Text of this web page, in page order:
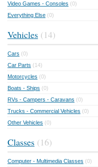
Video Games - Consoles (0)
Everything Else (0)
Vehicles (14)
Cars (0)
Car Parts (14)
Motorcycles (0)
Boats - Ships (0)
RVs - Campers - Caravans (0)
Trucks - Commercial Vehicles (0)
Other Vehicles (0)
Classes (16)
Computer - Multimedia Classes (0)